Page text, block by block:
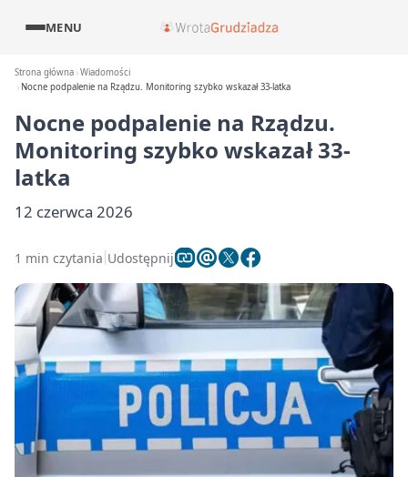
MENU
Strona główna Wiadomości
Nocne podpalenie na Rządzu. Monitoring szybko wskazał 33-latka
Nocne podpalenie na Rządzu.
Monitoring szybko wskazał 33-
latka
12 czerwca 2026
1 min czytania Udostępnij